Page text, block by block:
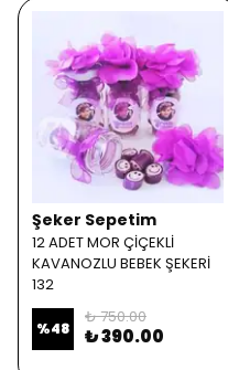
Şeker Sepetim
12 ADET MOR ÇİÇEKLİ
KAVANOZLU BEBEK ŞEKERİ
132
%48
₺ 750.00
₺ 390.00